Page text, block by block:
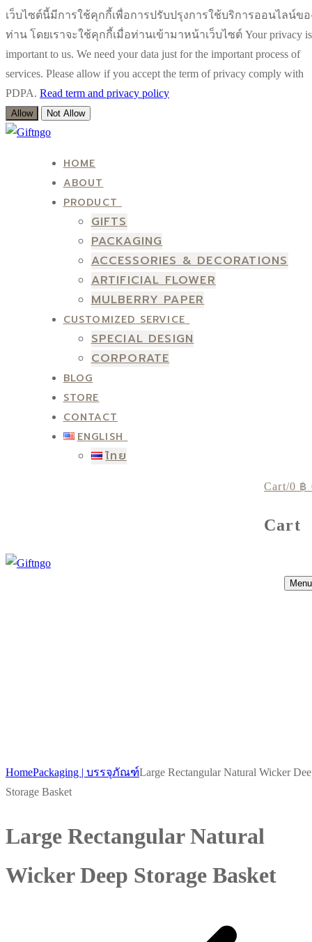
เว็บไซต์นี้มีการใช้คุกกี้เพื่อการปรับปรุงการใช้บริการออนไลน์ขอ
ท่าน โดยเราจะใช้คุกกี้เมื่อท่านเข้ามาหน้าเว็บไซต์ Your privacy is
important to us. We need your data just for the important process of
services. Please allow if you accept the term of privacy comply with
PDPA. Read term and privacy policy
Allow Not Allow
Skip
Menu
Close
HOME
ABOUT
PRODUCT
GIFTS
PACKAGING
ACCESSORIES & DECORATIONS
ARTIFICIAL FLOWER
MULBERRY PAPER
CUSTOMIZED SERVICE
SPECIAL DESIGN
CORPORATE
BLOG
STORE
CONTACT
ENGLISH
ไทย
Cart/0 ฿
Cart
Menu
HomePackaging | บรรจุภัณฑ์Large Rectangular Natural Wicker
Storage Basket
Large Rectangular Natural
Wicker Deep Storage Basket